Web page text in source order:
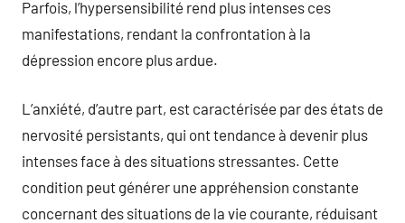
Parfois, l’hypersensibilité rend plus intenses ces
manifestations, rendant la confrontation à la
dépression encore plus ardue.
L’anxiété, d’autre part, est caractérisée par des états de
nervosité persistants, qui ont tendance à devenir plus
intenses face à des situations stressantes. Cette
condition peut générer une appréhension constante
concernant des situations de la vie courante, réduisant